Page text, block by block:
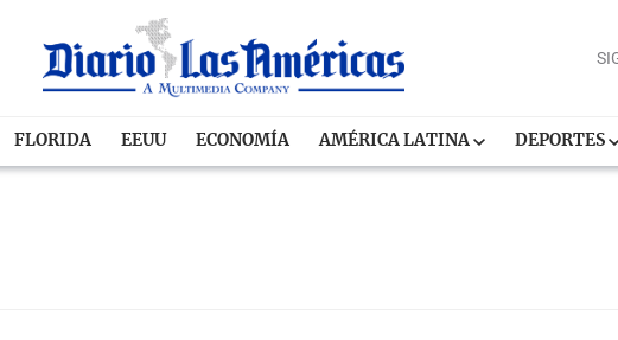
FLORIDA EEUU ECONOMÍA AMÉRICA LATINA DEPORTES